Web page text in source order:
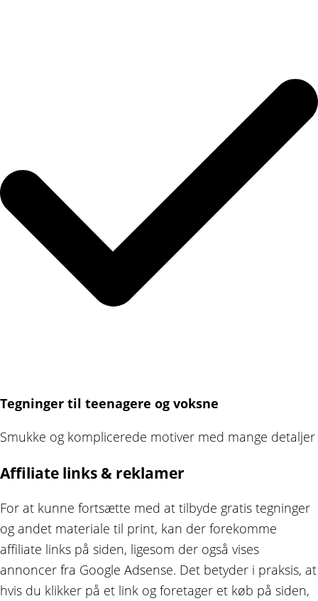
Tegninger til teenagere og voksne
Smukke og komplicerede motiver med mange detaljer
Affiliate links & reklamer
For at kunne fortsætte med at tilbyde gratis tegninger
og andet materiale til print, kan der forekomme
affiliate links på siden, ligesom der også vises
annoncer fra Google Adsense. Det betyder i praksis, at
hvis du klikker på et link og foretager et køb på siden,